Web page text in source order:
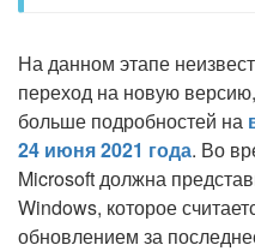
На данном этапе
переход на новую
больше подробностей на
24 июня 2021 года. Во
Microsoft должна
Windows, которое
обновлением за